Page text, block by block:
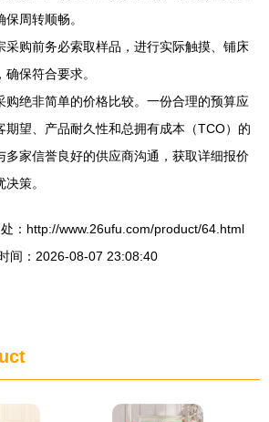
周转顺畅。
采购前务必索取样品，进行实际触摸、铺床
保符合要求。
购绝非简单的价格比较。一份合理的预算应
期望、产品耐久性和总拥有成本（TCO）的
多家信誉良好的供应商沟通，获取详细报价
策。
：http://www.26ufu.com/product/64.html
间：2026-08-07 23:08:40